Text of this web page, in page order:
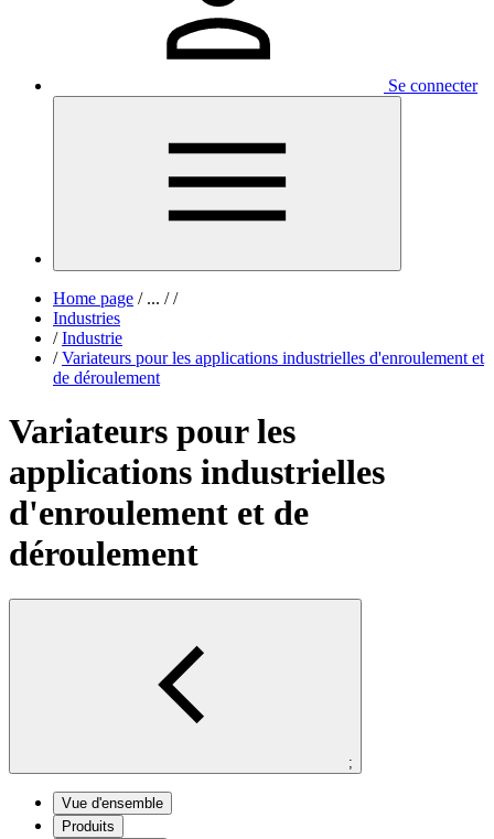
Se connecter
Home page /... / /
Industries
/ Industrie
/ Variateurs pour les applications industrielles d'enroulement et
de déroulement
Variateurs pour les
applications industrielles
d'enroulement et de
déroulement
;
Vue d'ensemble
Produits